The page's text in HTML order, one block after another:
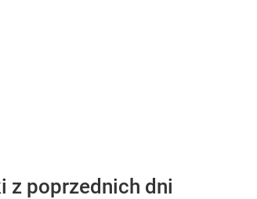
z poprzednich dni